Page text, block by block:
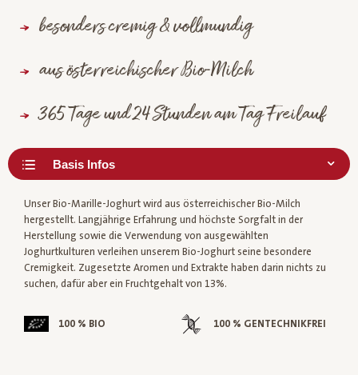
besonders cremig & vollmundig
aus österreichischer Bio-Milch
365 Tage und 24 Stunden am Tag Freilauf
Unser Bio-Marille-Joghurt wird aus österreichischer Bio-Milch
hergestellt. Langjährige Erfahrung und höchste Sorgfalt in der
Herstellung sowie die Verwendung von ausgewählten
Joghurtkulturen verleihen unserem Bio-Joghurt seine besondere
Cremigkeit. Zugesetzte Aromen und Extrakte haben darin nichts zu
suchen, dafür aber ein Fruchtgehalt von 13%.
100 % BIO 100 % GENTECHNIKFREI